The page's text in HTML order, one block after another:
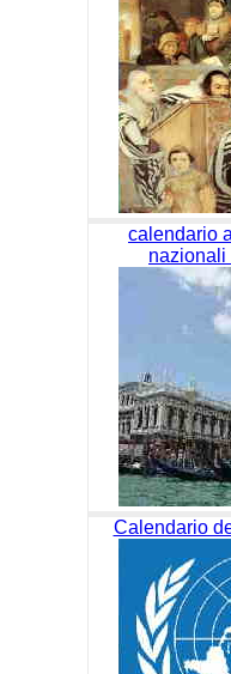
calendario
nazionali
Calendario